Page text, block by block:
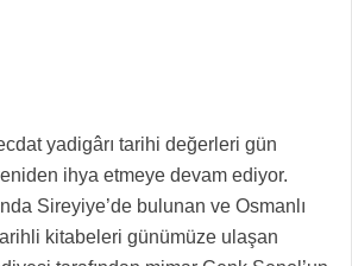
yadigârı tarihi değerleri gün
ihya etmeye devam ediyor.
Sireyiye’de bulunan ve Osmanlı
kitabeleri günümüze ulaşan